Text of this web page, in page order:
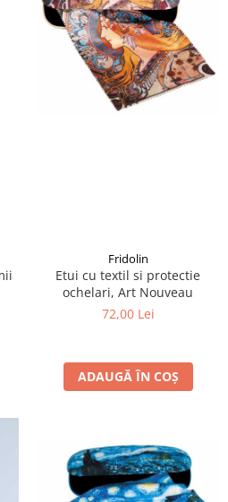
Fridolin
Etui cu textil si protectie
ochelari, Art Nouveau
72,00 Lei
ADAUGĂ ÎN COȘ